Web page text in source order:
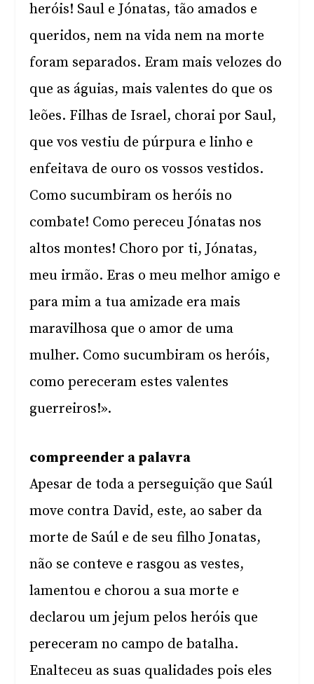
heróis! Saul e Jónatas, tão amados e
queridos, nem na vida nem na morte
foram separados. Eram mais velozes do
que as águias, mais valentes do que os
leões. Filhas de Israel, chorai por Saul,
que vos vestiu de púrpura e linho e
enfeitava de ouro os vossos vestidos.
Como sucumbiram os heróis no
combate! Como pereceu Jónatas nos
altos montes! Choro por ti, Jónatas,
meu irmão. Eras o meu melhor amigo e
para mim a tua amizade era mais
maravilhosa que o amor de uma
mulher. Como sucumbiram os heróis,
como pereceram estes valentes
guerreiros!».
compreender a palavra
Apesar de toda a perseguição que Saúl
move contra David, este, ao saber da
morte de Saúl e de seu filho Jonatas,
não se conteve e rasgou as vestes,
lamentou e chorou a sua morte e
declarou um jejum pelos heróis que
pereceram no campo de batalha.
Enalteceu as suas qualidades pois eles